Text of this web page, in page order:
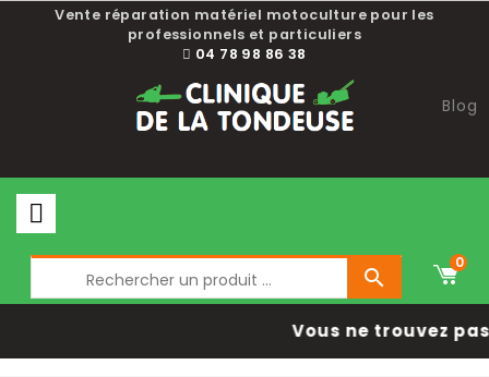
Vente réparation matériel motoculture pour les
professionnels et particuliers
04 78 98 86 38
Blog

0
Vous ne trouvez